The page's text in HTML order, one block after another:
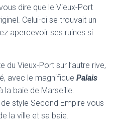
dire que le Vieux-Port
Celui-ci se trouvait un
apercevoir ses ruines si
du Vieux-Port sur l’autre rive,
avec le magnifique Palais
la baie de Marseille.
style Second Empire vous
la ville et sa baie.